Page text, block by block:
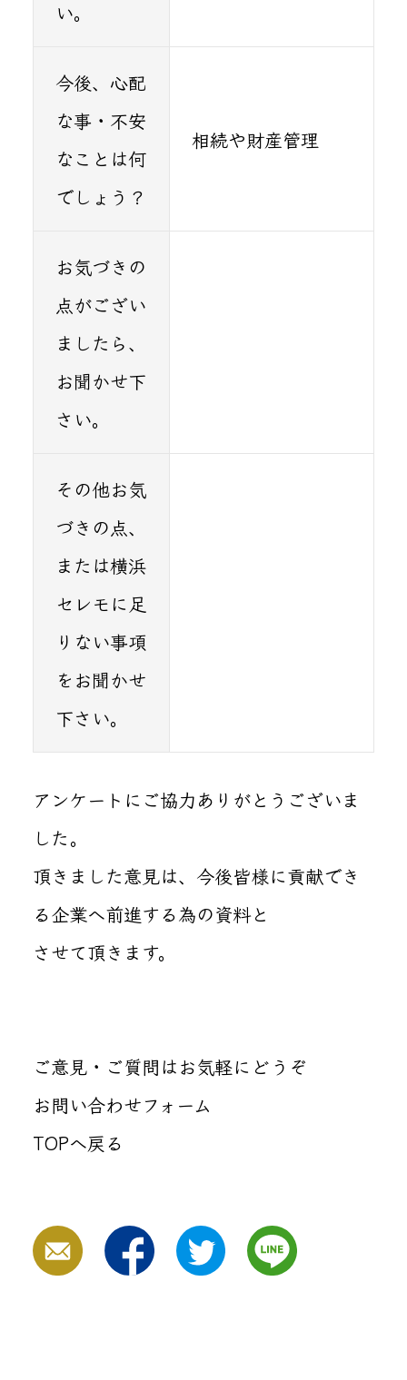
い。
今後、心配
な事・不安
なことは何
でしょう？
相続や財産管理
お気づきの
点がござい
ましたら、
お聞かせ下
さい。
その他お気
づきの点、
または横浜
セレモに足
りない事項
をお聞かせ
下さい。
アンケートにご協力ありがとうございま
した。
頂きました意見は、今後皆様に貢献でき
る企業へ前進する為の資料と
させて頂きます。
ご意見・ご質問はお気軽にどうぞ
お問い合わせフォーム
TOPへ戻る